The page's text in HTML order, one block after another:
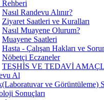
Rehberi
Nasıl Randevu Alınır?
Ziyaret Saatleri ve Kuralları
Nasıl Muayene Olurum?
Muayene Saatleri
Hasta - Çalışan Hakları ve
Nöbetçi Eczaneler
TEŞHİS VE TEDAVİ
Al
ve Görüntüleme)
Sonuçları